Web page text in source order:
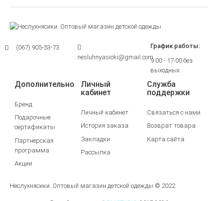
(067) 905-53-73
nesluhnyasicki@gmail.com
График работы:
9.00 - 17.00 без
выходных
Дополнительно
Бренд
Подарочные
сертификаты
Партнёрская
программа
Акции
Личный
кабинет
Личный кабинет
История заказа
Закладки
Рассылка
Служба
поддержки
Связаться с нами
Возврат товара
Карта сайта
Неслухнясики. Оптовый магазин детской одежды © 2022